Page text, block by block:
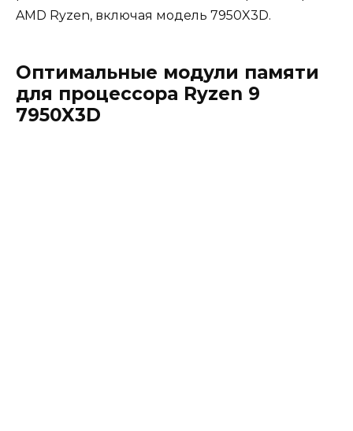
AMD Ryzen, включая модель 7950X3D.
Оптимальные модули памяти
для процессора Ryzen 9
7950X3D